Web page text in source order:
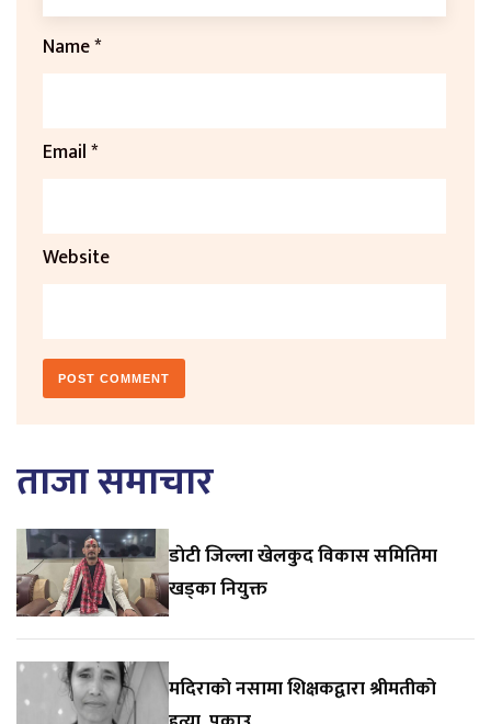
Name*
Email*
Website
ताजा समाचार
डाेटी जिल्ला खेलकुद विकास समितिमा
खड्का नियुक्त
मदिराको नसामा शिक्षकद्वारा श्रीमतीको